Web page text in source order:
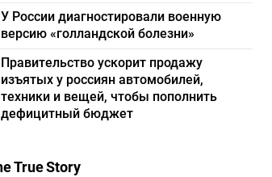
У России диагностировали военную
версию «голландской болезни»
Правительство ускорит продажу
изъятых у россиян автомобилей,
техники и вещей, чтобы пополнить
дефицитный бюджет